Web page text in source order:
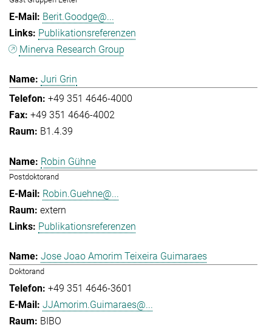
Berit.Goodge@...
Publikationsreferenzen
Minerva Research Group
Juri Grin
+49 351 4646-4000
+49 351 4646-4002
B1.4.39
Robin Gühne
Postdoktorand
Robin.Guehne@...
extern
Publikationsreferenzen
Jose Joao Amorim Teixeira Guimaraes
Doktorand
+49 351 4646-3601
JJAmorim.Guimaraes@...
BIBO